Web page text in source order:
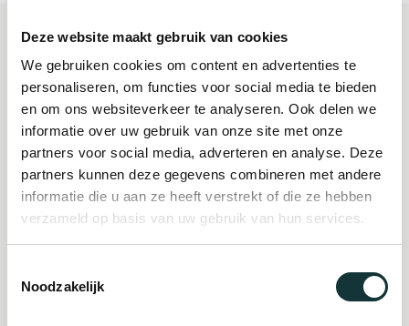
Deze website maakt gebruik van cookies
We gebruiken cookies om content en advertenties te
personaliseren, om functies voor social media te bieden
en om ons websiteverkeer te analyseren. Ook delen we
informatie over uw gebruik van onze site met onze
partners voor social media, adverteren en analyse. Deze
partners kunnen deze gegevens combineren met andere
informatie die u aan ze heeft verstrekt of die ze hebben
verzameld op basis van uw gebruik van hun services.
Noodzakelijk
Plan je bezoek
Evenement
organiseren
Steun ons